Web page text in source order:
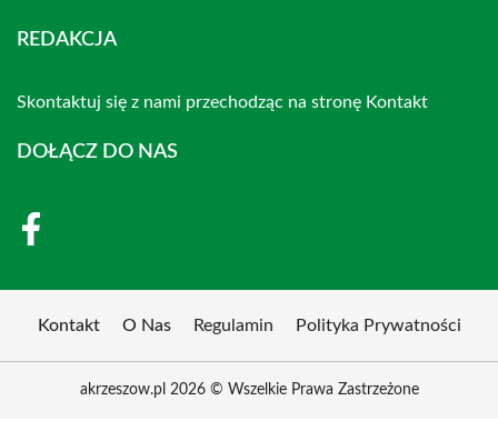
REDAKCJA
Skontaktuj się z nami przechodząc na stronę Kontakt
DOŁĄCZ DO NAS
Kontakt O Nas Regulamin Polityka Prywatności
akrzeszow.pl 2026 © Wszelkie Prawa Zastrzeżone